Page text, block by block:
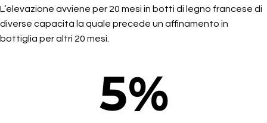
L’elevazione avviene per 20 mesi in botti di legno francese di
diverse capacità la quale precede un affinamento in
bottiglia per altri 20 mesi.
5%